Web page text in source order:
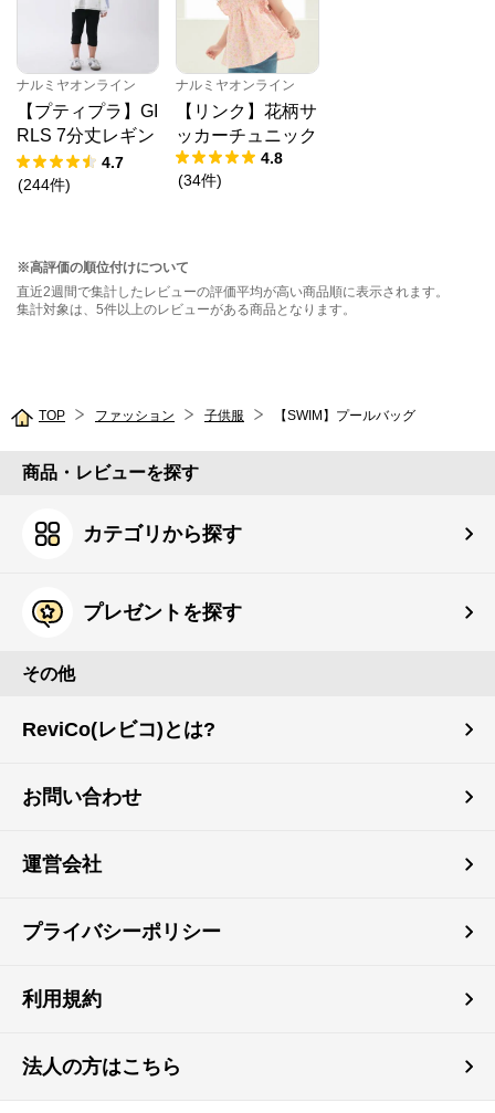
ナルミヤオンライン
【プティプラ】GI
RLS 7分丈レギン
ス
4.7
(244件)
ナルミヤオンライン
【リンク】花柄サ
ッカーチュニック
4.8
(34件)
※高評価の順位付けについて
直近2週間で集計したレビューの評価平均が高い商品順に表示されます。
集計対象は、5件以上のレビューがある商品となります。
TOP ファッション 子供服 【SWIM】プールバッグ
商品・レビューを探す
カテゴリから探す
プレゼントを探す
その他
ReviCo(レビコ)とは?
お問い合わせ
運営会社
プライバシーポリシー
利用規約
法人の方はこちら